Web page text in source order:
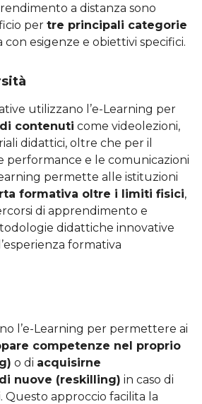
a distanza sono
per tre principali categorie
con esigenze e obiettivi specifici.
utilizzano l’e-Learning per
contenuti come videolezioni,
didattici, oltre che per il
performance e le comunicazioni
permette alle istituzioni
formativa oltre i limiti fisici,
di apprendimento e
didattiche innovative
formativa
l’e-Learning per permettere ai
competenze nel proprio
o di acquisirne
nuove (reskilling) in caso di
Questo approccio facilita la